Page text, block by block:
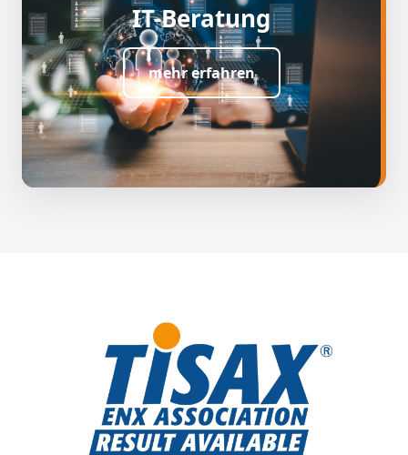
IT-Beratung
mehr erfahren